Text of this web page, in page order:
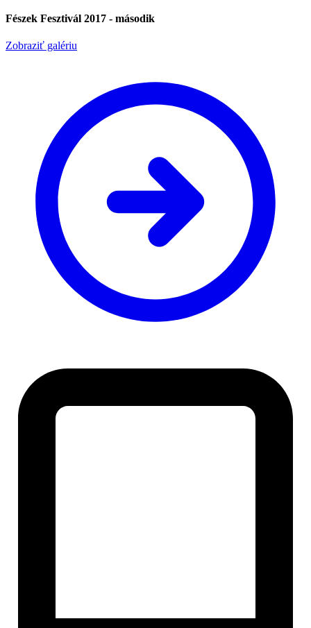
Fészek Fesztivál 2017 - második
Zobraziť galériu